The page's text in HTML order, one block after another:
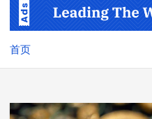
首页